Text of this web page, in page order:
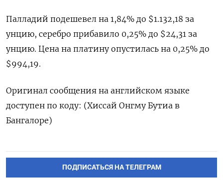
Палладий подешевел на 1,84% до $1.132,18​​ за
унцию, серебро прибавило 0,25% до $24,31​ за
унцию. Цена на платину опустилась на 0,25% до
$994,19.
Оригинал сообщения на английском языке
доступен по коду: (Хиссай Онгму Бутиа в
Бангалоре)
ПОДПИСАТЬСЯ НА ТЕЛЕГРАМ